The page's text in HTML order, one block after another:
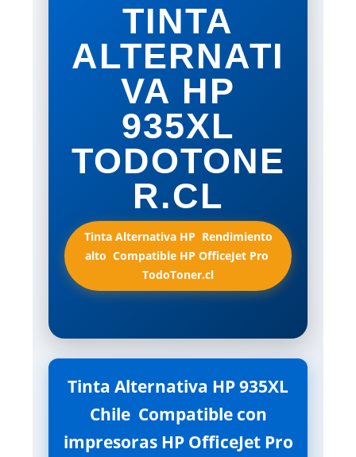
TINTA
ALTERNATI
VA HP
935XL
TODOTONE
R.CL
Tinta Alternativa HP  Rendimiento
alto  Compatible HP OfficeJet Pro 
TodoToner.cl
Tinta Alternativa HP 935XL
Chile  Compatible con
impresoras HP OfficeJet Pro